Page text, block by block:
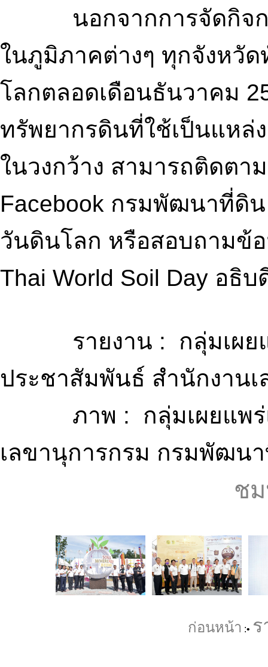
นอกจากการจัดกิจกร
ในภูมิภาคต่างๆ ทุกจังหวั
โลกตลอดเดือนธันวาคม
ทรัพยากรดินที่ใช้เป็นแหล่
ในวงกว้าง สามารถติดตา
Facebook กรมพัฒนาที่ดิน
วันดินโลก หรือสอบถามข้อ
Thai World Soil Day อ
รายงาน : กลุ่มเผยแ
ประชาสัมพันธ์ สำนักงาน
ภาพ : กลุ่มเผยแพร่แ
เลขานุการกรม กรมพัฒน
ช
ก่อนหน้า :•